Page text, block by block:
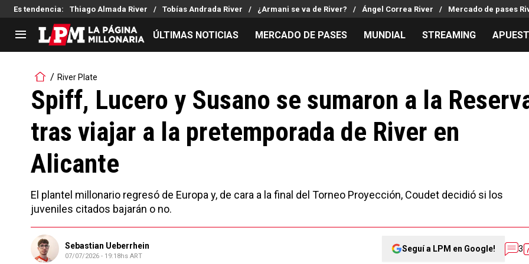
Es tendencia: Thiago Almada River Tobías Andrada River ¿Armani se va de River? Ángel Correa River Mercado de pases
LIGA PROFESIONAL
Noticias
Tabla de posiciones
Fixture
Reserva
Copa Sudamericana
Copa Argentina
Selección Argentina
Análisis tácticos
Juanfer Quintero
Chacho Coudet
Entradas
Hinchas
Los goles de River
Guías
ÚLTIMAS NOTICIAS MERCADO DE PASES MUNDIAL STREAMING
River Plate
Spiff, Lucero y Susano se sumaron a la
tras viajar a la pretemporada de River en
Alicante
El plantel millonario regresó de Europa y, de cara a la final del Torneo Proyección, Coudet decidió si los
juveniles citados bajarán o no.
Sebastian Ueberrhein
07/07/2026 - 19:18hs ART
Seguí a LPM en Google! 3